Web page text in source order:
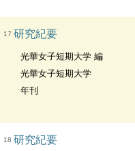
17 研究紀要
光華女子短期大学 編
光華女子短期大学
年刊
18 研究紀要